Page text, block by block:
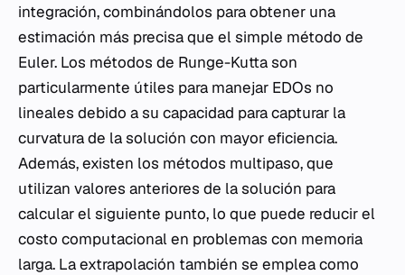
integración, combinándolos para obtener una
estimación más precisa que el simple método de
Euler. Los métodos de Runge-Kutta son
particularmente útiles para manejar EDOs no
lineales debido a su capacidad para capturar la
curvatura de la solución con mayor eficiencia.
Además, existen los métodos multipaso, que
utilizan valores anteriores de la solución para
calcular el siguiente punto, lo que puede reducir el
costo computacional en problemas con memoria
larga. La extrapolación también se emplea como